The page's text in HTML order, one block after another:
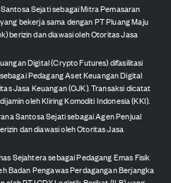
Sejati sebagai Mitra Pemasaran
bekerja sama dengan PT Pluang Maju
berizin dan diawasi oleh Otoritas Jasa
Digital (Crypto Futures) difasilitasi
Pedagang Aset Keuangan Digital
Jasa Keuangan (OJK). Transaksi dicatat
oleh Kliring Komoditi Indonesia (KKI).
Santosa Sejati sebagai Agen Penjual
dan diawasi oleh Otoritas Jasa
Sejahtera sebagai Pedagang Emas Fisik
Badan Pengawas Perdagangan Berjangka